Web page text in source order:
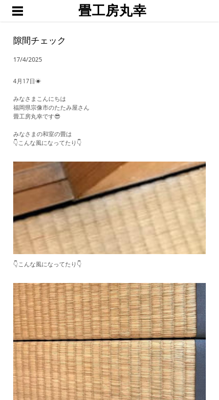
畳工房丸幸
ホーム
たたみ
琉球畳・置き畳
襖・網戸・障子
ブログ
お問い合わせ・お見積予約
隙間チェック
17/4/2025
4月17日☀
みなさまこんにちは
福岡県宗像市のたたみ屋さん
畳工房丸幸です😎
みなさまの和室の畳は
👇こんな風になってたり👇
👇こんな風になってたり👇